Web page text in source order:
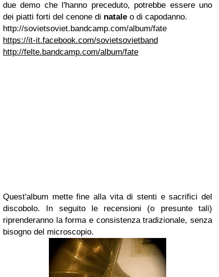
due demo che l'hanno preceduto, potrebbe essere uno
dei piatti forti del cenone di natale o di capodanno.
http://sovietsoviet.bandcamp.com/album/fate
https://it-it.facebook.com/sovietsovietband
http://felte.bandcamp.com/album/fate
Quest'album mette fine alla vita di stenti e sacrifici del
discobolo. In seguito le recensioni (o presunte tali)
riprenderanno la forma e consistenza tradizionale, senza
bisogno del microscopio.